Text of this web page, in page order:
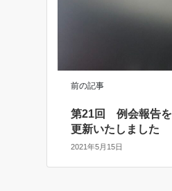
前の記事
第21回 例会報告を
更新いたしました
2021年5月15日